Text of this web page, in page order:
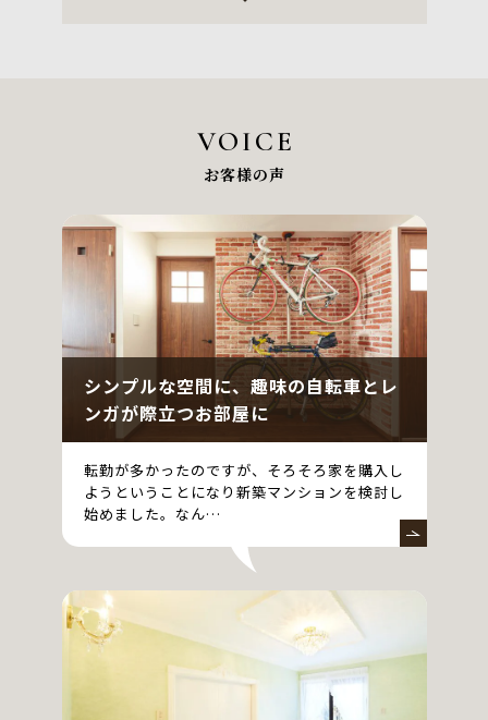
VOICE
お客様の声
シンプルな空間に、趣味の自転車とレ
ンガが際立つお部屋に
転勤が多かったのですが、そろそろ家を購入し
ようということになり新築マンションを検討し
始めました。なん…